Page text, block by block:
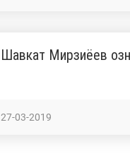
Шавкат Мирзиёев
27-03-2019